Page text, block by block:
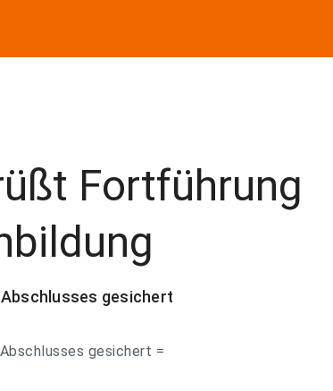
Fortführung
gesichert
gesichert =